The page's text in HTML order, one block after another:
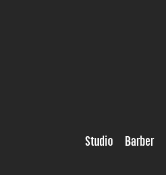
Studio Barber